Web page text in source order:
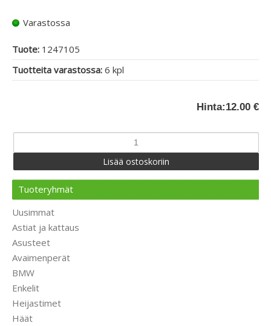
Varastossa
Tuote: 1247105
Tuotteita varastossa: 6 kpl
Hinta:12.00 €
Tuoteryhmät
Uusimmat
Astiat ja kattaus
Asusteet
Avaimenperät
BMW
Enkelit
Heijastimet
Häät